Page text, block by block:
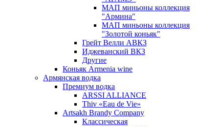
МАП миньоны коллекция
"Армина"
МАП миньоны коллекция
"Золотой коньяк"
Грейт Велли АВКЗ
Иджеванский ВКЗ
Другие
Коньяк Armenia wine
Армянская водка
Премиум водка
ARSSI ALLIANCE
Thiv «Eau de Vie»
Artsakh Brandy Company
Классическая